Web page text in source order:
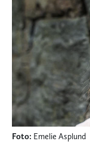
Foto: Emelie Asplund